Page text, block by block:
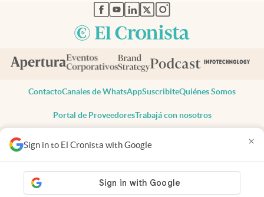
Sign in to El Cronista with Google ×
abre en nueva pestaña
abre en nueva pestaña
abre en nueva pestaña
abre en nueva pestaña
abre en nueva pestaña
ContactoCanales de WhatsAppSuscribiteQuiénes Somos
Portal de ProveedoresTrabajá con nosotros
Todos los derechos reservados
Privacidad
Consentimiento